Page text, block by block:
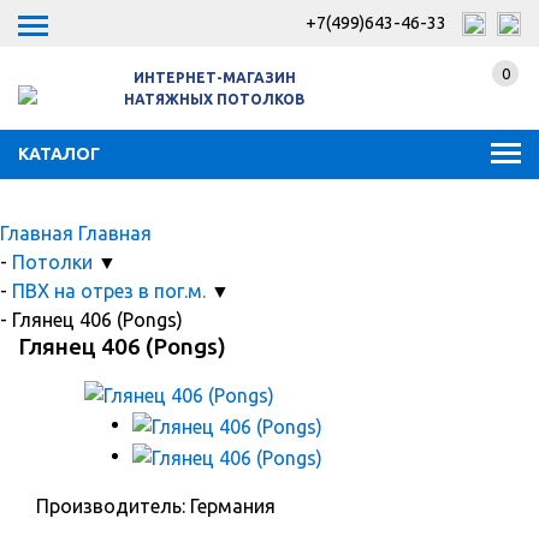
+7(499)643-46-33
ИНТЕРНЕТ-МАГАЗИН
НАТЯЖНЫХ ПОТОЛКОВ
КАТАЛОГ
0
Главная Главная
- Потолки ▼
- ПВХ на отрез в пог.м. ▼
- Глянец 406 (Pongs)
Глянец 406 (Pongs)
Производитель: Германия